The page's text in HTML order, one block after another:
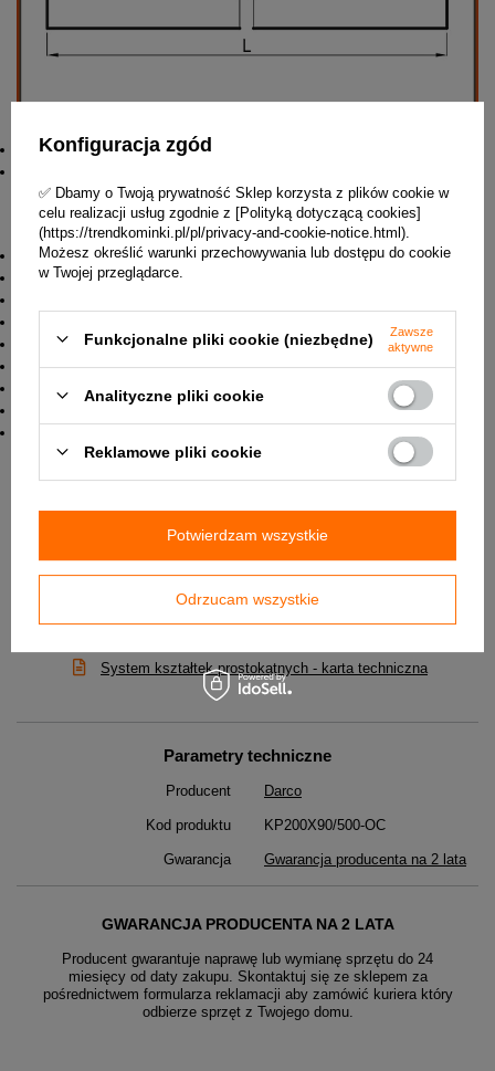
Przekrój kanału Aw x Bw - 200x90 mm
Elementy systemu kształtek prostokątnych to między
innymi:
kanały proste
trójniki
przepustnice
redukcje
przejścia pod kratki lub anemostaty
✅ W załączniku znajduje się Karta techniczna systemu
DO POBRANIA
System kształtek prostokątnych - karta techniczna
Parametry techniczne
Producent Darco
Kod produktu KP200X90/500-OC
Gwarancja Gwarancja producenta na 2 lata
GWARANCJA PRODUCENTA NA 2 LATA
Producent gwarantuje naprawę lub wymianę sprzętu do 24
miesięcy od daty zakupu. Skontaktuj się ze sklepem za
pośrednictwem formularza reklamacji aby zamówić kuriera który
odbierze sprzęt z Twojego domu.
Konfiguracja zgód
✅ Dbamy o Twoją prywatność Sklep korzysta z plików cookie w
celu realizacji usług zgodnie z [Polityką dotyczącą cookies]
(https://trendkominki.pl/pl/privacy-and-cookie-notice.html).
Możesz określić warunki przechowywania lub dostępu do cookie
w Twojej przeglądarce.
Funkcjonalne pliki cookie (niezbędne)
Zawsze
aktywne
Analityczne pliki cookie
Reklamowe pliki cookie
Odrzucam wszystkie
Potwierdzam wszystkie